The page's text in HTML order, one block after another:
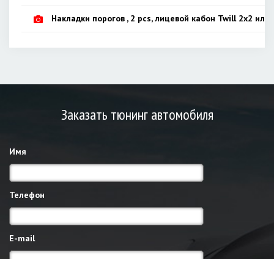
Накладки порогов , 2 pcs, лицевой кабон Twill 2x2 или
Заказать тюнинг автомобиля
Имя
Телефон
E-mail